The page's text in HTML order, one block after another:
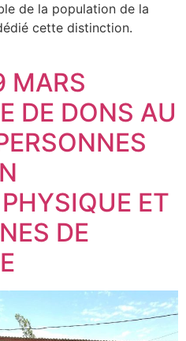
de la population de la
cette distinction.
MARS
DE DONS AU
ET
DE